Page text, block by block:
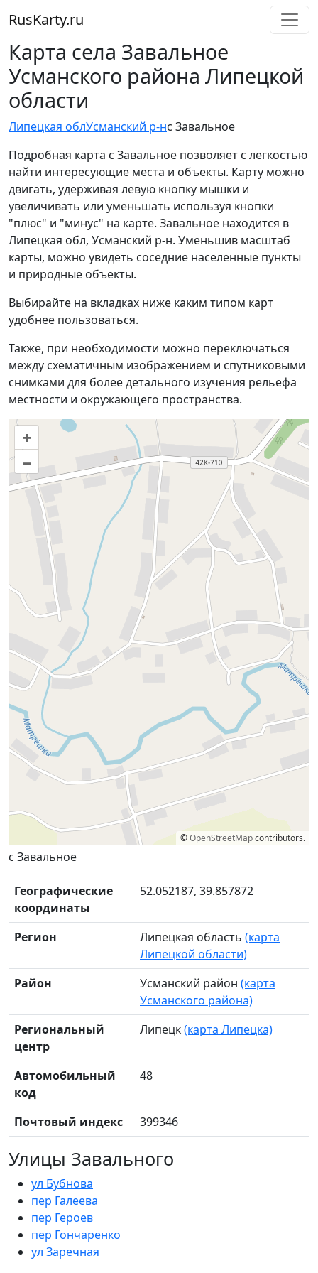
RusKarty.ru
Карта села Завальное
Усманского района Липецкой
области
Липецкая облУсманский р-нс Завальное
Подробная карта с Завальное позволяет с легкостью
найти интересующие места и объекты. Карту можно
двигать, удерживая левую кнопку мышки и
увеличивать или уменьшать используя кнопки
"плюс" и "минус" на карте. Завальное находится в
Липецкая обл, Усманский р-н. Уменьшив масштаб
карты, можно увидеть соседние населенные пункты
и природные объекты.
Выбирайте на вкладках ниже каким типом карт
удобнее пользоваться.
Также, при необходимости можно переключаться
между схематичным изображением и спутниковыми
снимками для более детального изучения рельефа
местности и окружающего пространства.
+
–
©OpenStreetMapcontributors.
с Завальное
Географические
координаты
52.052187, 39.857872
Регион Липецкая область (карта
Липецкой области)
Район
Усманский район (карта
Усманского района)
Региональный
центр
Липецк(карта Липецка)
Автомобильный
код
48
Почтовый индекс 399346
Улицы Завального
ул Бубнова
пер Галеева
пер Героев
пер Гончаренко
ул Заречная